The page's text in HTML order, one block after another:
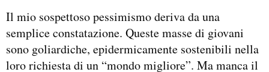
Il mio sospettoso pessimismo deriva da una
semplice constatazione. Queste masse di giovani
sono goliardiche, epidermicamente sostenibili nella
loro richiesta di un “mondo migliore”. Ma manca il